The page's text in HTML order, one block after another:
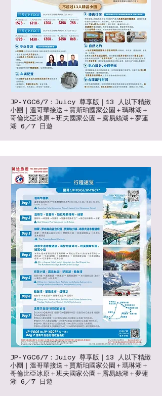
JP-YGC6/7：Juicy 尊享版｜13 人以下精緻
小團｜溫哥華接送＋賈斯珀國家公園＋瑪琳湖＋
哥倫比亞冰原＋班夫國家公園＋露易絲湖＋夢蓮
湖 6／7 日遊
JP-YGC6/7：Juicy 尊享版｜13 人以下精緻
小團｜溫哥華接送＋賈斯珀國家公園＋瑪琳湖＋
哥倫比亞冰原＋班夫國家公園＋露易絲湖＋夢蓮
湖 6／7 日遊